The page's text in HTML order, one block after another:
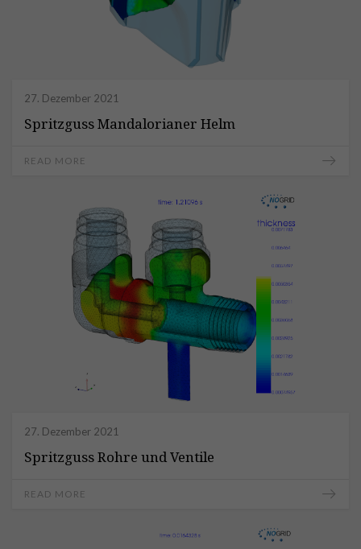
27. Dezember 2021
Spritzguss Mandalorianer Helm
READ MORE
27. Dezember 2021
Spritzguss Rohre und Ventile
READ MORE